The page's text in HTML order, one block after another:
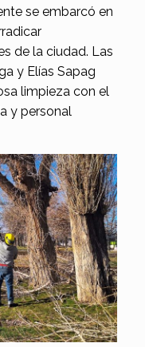
se embarcó en
de la ciudad. Las
y Elías Sapag
limpieza con el
y personal